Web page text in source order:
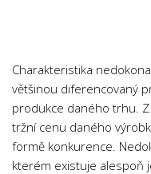
Ekonomie
Fyzika
Informatika
Charakteristika
většinou diferencovaný
produkce daného trhu.
tržní cenu daného
formě konkurence.
kterém existuje alespoň